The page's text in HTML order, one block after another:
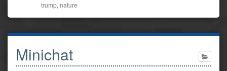
trump, nature
Minichat